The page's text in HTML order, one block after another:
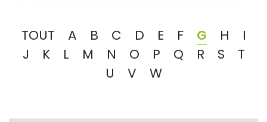
TOUT A B C D E F G H
I
J
K L M N O P Q R S
T
U
V W